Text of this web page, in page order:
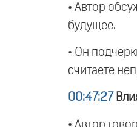
• Автор
будущее.
• Он
считаете
00:47:27
• Автор